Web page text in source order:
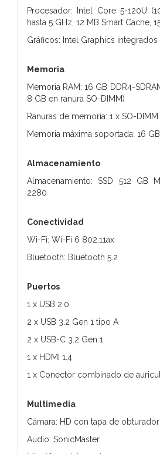
Procesador: Intel Core 5-120U
hasta 5 GHz, 12 MB Smart Cache,
Gráficos: Intel Graphics integrados
Memoria
Memoria RAM: 16 GB DDR4-
8 GB en ranura SO-DIMM)
Ranuras de memoria: 1 x SO-DIMM
Memoria máxima soportada: 16 GB
Almacenamiento
Almacenamiento: SSD 512 GB
2280
Conectividad
Wi-Fi: Wi-Fi 6 802.11ax
Bluetooth: Bluetooth 5.2
Puertos
1 x USB 2.0
2 x USB 3.2 Gen 1 tipo A
2 x USB-C 3.2 Gen 1
1 x HDMI 1.4
1 x Conector combinado de
Multimedia
Cámara: HD con tapa de obturador
Audio: SonicMaster